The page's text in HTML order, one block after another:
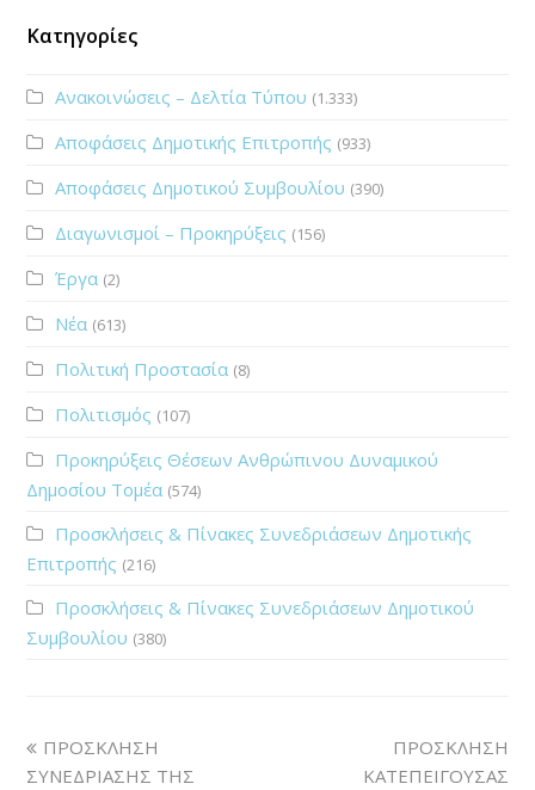
Κατηγορίες
Ανακοινώσεις – Δελτία Τύπου (1.333)
Αποφάσεις Δημοτικής Επιτροπής (933)
Αποφάσεις Δημοτικού Συμβουλίου (390)
Διαγωνισμοί – Προκηρύξεις (156)
Έργα (2)
Νέα (613)
Πολιτική Προστασία (8)
Πολιτισμός (107)
Προκηρύξεις Θέσεων Ανθρώπινου Δυναμικού
Δημοσίου Τομέα (574)
Προσκλήσεις & Πίνακες Συνεδριάσεων Δημοτικής
Επιτροπής (216)
Προσκλήσεις & Πίνακες Συνεδριάσεων Δημοτικού
Συμβουλίου (380)
ΠΡΟΣΚΛΗΣΗ
ΣΥΝΕΔΡΙΑΣΗΣ ΤΗΣ
ΠΡΟΣΚΛΗΣΗ
ΚΑΤΕΠΕΙΓΟΥΣΑΣ